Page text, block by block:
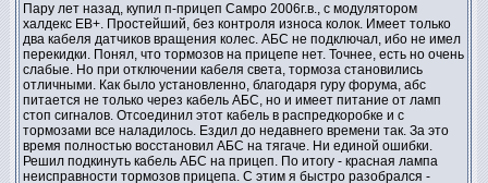
Пару лет назад, купил п-прицеп Самро 2006г.в., с модулятором
халдекс ЕВ+. Простейший, без контроля износа колок. Имеет только
два кабеля датчиков вращения колес. АБС не подключал, ибо не имел
перекидки. Понял, что тормозов на прицепе нет. Точнее, есть но очень
слабые. Но при отключении кабеля света, тормоза становились
отличными. Как было установленно, благодаря гуру форума, абс
питается не только через кабель АБС, но и имеет питание от ламп
стоп сигналов. Отсоединил этот кабель в распредкоробке и с
тормозами все наладилось. Ездил до недавнего времени так. За это
время полностью восстановил АБС на тягаче. Ни единой ошибки.
Решил подкинуть кабель АБС на прицеп. По итогу - красная лампа
неисправности тормозов прицепа. С этим я быстро разобрался -